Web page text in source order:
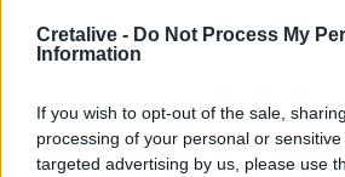
Cretalive - Do Not Process My
Information
If you wish to opt-out of the sale,
processing of your personal or
targeted advertising by us, please use
αντιδραστικά μέτρα της
Η κυβέρνηση της Ν.Δ –ως
εκφραστής των συμφερόντων
μπροστά στην καθολική